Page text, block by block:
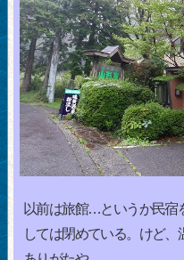
以前は旅館…というか民宿
しては閉めている。けど、